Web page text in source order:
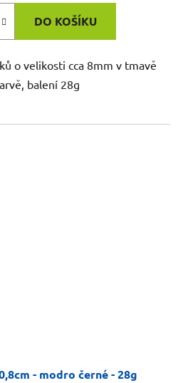
DO KOŠÍKU
o velikosti cca 8mm v tmavě
balení 28g
- modro černé - 28g